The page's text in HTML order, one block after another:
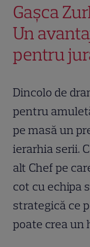
Gașca
Un
pentru
Dincolo de
pentru
pe masă un
ierarhia serii.
alt Chef pe
cot cu echipa
strategică ce
poate crea un